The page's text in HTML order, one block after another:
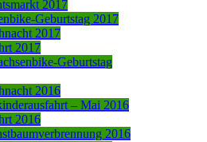
2017
Geburtstag 2017
2017
2017
Geburtstag
2016
– Mai 2016
2016
2016